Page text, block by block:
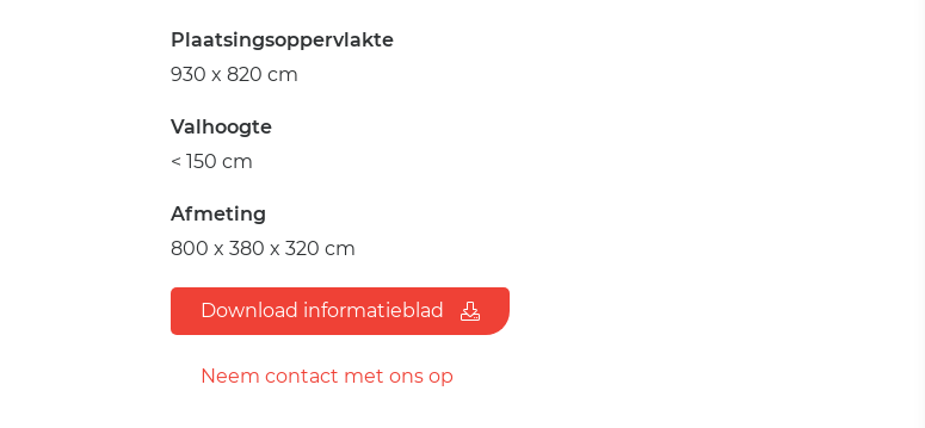
Plaatsingsoppervlakte
930 x 820 cm
Valhoogte
< 150 cm
Afmeting
800 x 380 x 320 cm
Download informatieblad
Neem contact met ons op